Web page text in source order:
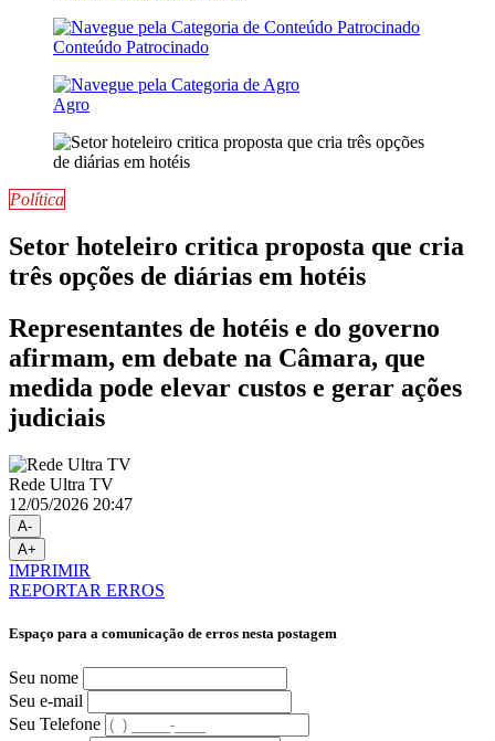
Conteúdo Patrocinado
Agro
Política
Setor hoteleiro critica proposta que cria
três opções de diárias em hotéis
Representantes de hotéis e do governo
afirmam, em debate na Câmara, que
medida pode elevar custos e gerar ações
judiciais
Rede Ultra TV
12/05/2026 20:47
A-
A+
IMPRIMIR
REPORTAR ERROS
Espaço para a comunicação de erros nesta postagem
Seu nome
Seu e-mail
Seu Telefone